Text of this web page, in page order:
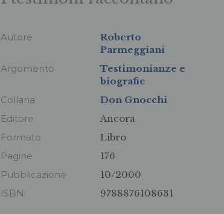
Autore
Roberto
Parmeggiani
Argomento
Testimonianze e
biografie
Collana
Don Gnocchi
Editore
Ancora
Formato
Libro
Pagine
176
Pubblicazione
10/2000
ISBN
9788876108631